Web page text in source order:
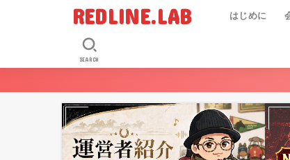
REDLINE.LAB はじめに
SEARCH